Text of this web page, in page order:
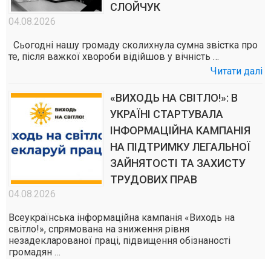
СЛОЙЧУК
04.08.2026
Сьогодні нашу громаду сколихнула сумна звістка про
те, після важкої хвороби відійшов у вічність …
Читати далі
«ВИХОДЬ НА СВІТЛО!»: В
УКРАЇНІ СТАРТУВАЛА
ІНФОРМАЦІЙНА КАМПАНІЯ
НА ПІДТРИМКУ ЛЕГАЛЬНОЇ
ЗАЙНЯТОСТІ ТА ЗАХИСТУ
ТРУДОВИХ ПРАВ
04.08.2026
Всеукраїнська інформаційна кампанія «Виходь на
світло!», спрямована на зниження рівня
незадекларованої праці, підвищення обізнаності
громадян …